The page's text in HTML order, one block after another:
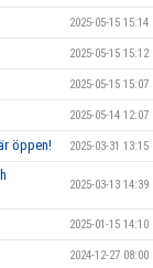
2025-05-15 15:14
2025-05-15 15:12
2025-05-15 15:07
2025-05-14 12:07
öppen! 2025-03-31 13:15
2025-03-13 14:39
2025-01-15 14:10
2024-12-27 08:00